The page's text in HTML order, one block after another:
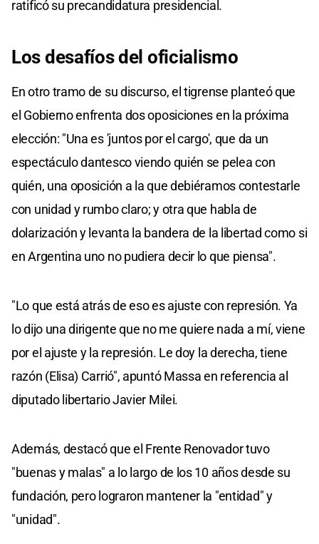
ratificó su precandidatura presidencial.
Los desafíos del oficialismo
En otro tramo de su discurso, el tigrense planteó que
el Gobierno enfrenta dos oposiciones en la próxima
elección: "Una es 'juntos por el cargo', que da un
espectáculo dantesco viendo quién se pelea con
quién, una oposición a la que debiéramos contestarle
con unidad y rumbo claro; y otra que habla de
dolarización y levanta la bandera de la libertad como si
en Argentina uno no pudiera decir lo que piensa".
"Lo que está atrás de eso es ajuste con represión. Ya
lo dijo una dirigente que no me quiere nada a mí, viene
por el ajuste y la represión. Le doy la derecha, tiene
razón (Elisa) Carrió", apuntó Massa en referencia al
diputado libertario Javier Milei.
Además, destacó que el Frente Renovador tuvo
"buenas y malas" a lo largo de los 10 años desde su
fundación, pero lograron mantener la "entidad" y
"unidad".